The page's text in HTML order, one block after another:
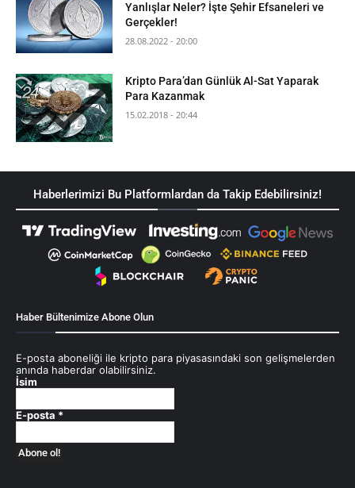
Yanlışlar Neler? İşte Şehir Efsaneleri ve
Gerçekler!
28.08.2022 - 20:00
Kripto Para’dan Günlük Al-Sat Yaparak
Para Kazanmak
15.02.2018 - 20:44
Haberlerimizi Bu Platformlardan da Takip Edebilirsiniz!
Haber Bültenimize Abone Olun
E-posta aboneliği ile kripto para piyasasındaki son gelişmelerden
anında haberdar olabilirsiniz.
İsim
E-posta *